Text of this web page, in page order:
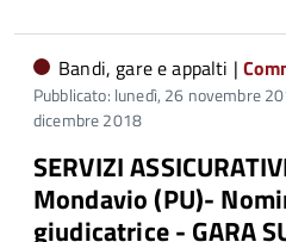
Bandi, gare e appalti |
Pubblicato: lunedì, 26 novembre
dicembre 2018
SERVIZI
Mondavio (PU)-
giudicatrice - GARA